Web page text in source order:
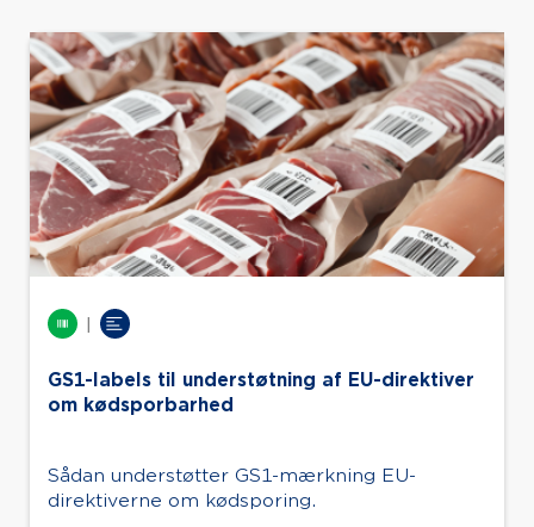
GS1-labels til understøtning af EU-direktiver
om kødsporbarhed
Sådan understøtter GS1-mærkning EU-
direktiverne om kødsporing.